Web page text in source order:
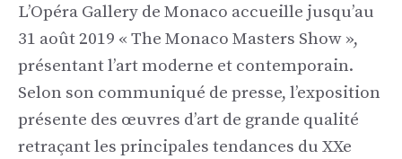
L’Opéra Gallery de Monaco accueille jusqu’au
31 août 2019 « The Monaco Masters Show »,
présentant l’art moderne et contemporain.
Selon son communiqué de presse, l’exposition
présente des œuvres d’art de grande qualité
retraçant les principales tendances du XXe